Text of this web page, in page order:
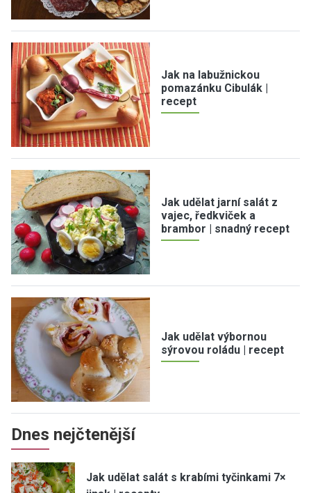
Jak na labužnickou
pomazánku Cibulák |
recept
Jak udělat jarní salát z
vajec, ředkviček a
brambor | snadný recept
Jak udělat výbornou
sýrovou roládu | recept
Dnes nejčtenější
Jak udělat salát s krabími tyčinkami 7×